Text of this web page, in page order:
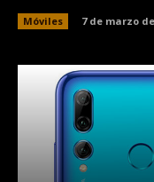
Móviles 7 de marzo